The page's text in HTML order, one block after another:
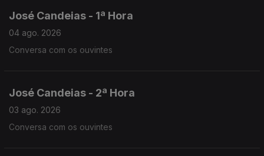
José Candeias - 1ª Hora
04 ago. 2026
Conversa com os ouvintes
José Candeias - 2ª Hora
03 ago. 2026
Conversa com os ouvintes